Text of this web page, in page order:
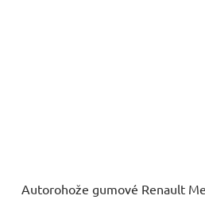
Autorohože gumové Renault